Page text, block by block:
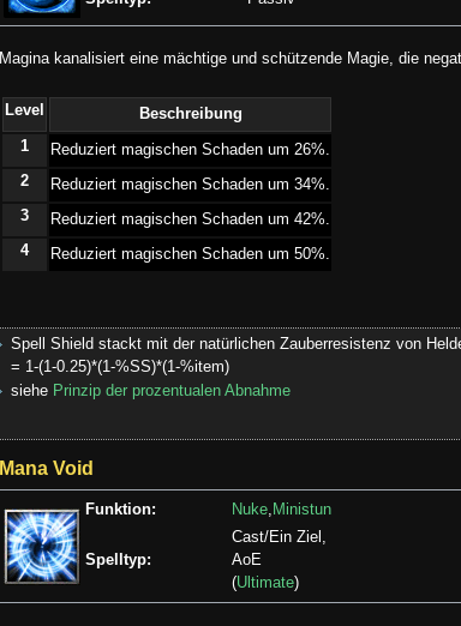
Magina kanalisiert eine mächtige und schützende Magie, die
Level
Beschreibung
1
­Reduziert magischen Schaden um 26%.
2
­Reduziert magischen Schaden um 34%.
3
­Reduziert magischen Schaden um 42%.
4
­Reduziert magischen Schaden um 50%.
Spell Shield stackt mit der natürlichen Zauberresistenz von
= 1-(1-0.25)*(1-%SS)*(1-%item)
siehe Prinzip der prozentualen Abnahme
Mana Void
Funktion: Nuke Ministun
Spelltyp:
Cast/Ein Ziel,
AoE
(Ultimate)